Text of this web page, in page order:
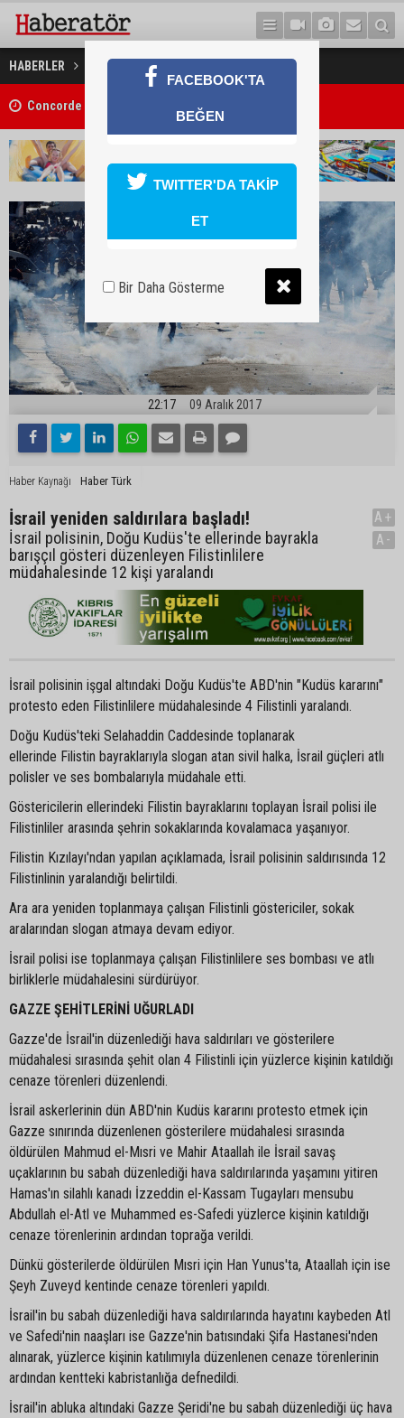
HABERLER DÜNYA İsrail yeniden saldırılara başladı!
Concorde Aria Hotel kapılarını açtı
22:17 09 Aralık 2017
Haber Kaynağı Haber Türk
İsrail yeniden saldırılara başladı!
İsrail polisinin, Doğu Kudüs'te ellerinde bayrakla
barışçıl gösteri düzenleyen Filistinlilere
müdahalesinde 12 kişi yaralandı
A+
A-
İsrail polisinin işgal altındaki Doğu Kudüs'te ABD'nin "Kudüs kararını"
protesto eden Filistinlilere müdahalesinde 4 Filistinli yaralandı.
Doğu Kudüs'teki Selahaddin Caddesinde toplanarak
ellerinde Filistin bayraklarıyla slogan atan sivil halka, İsrail güçleri atlı
polisler ve ses bombalarıyla müdahale etti.
Göstericilerin ellerindeki Filistin bayraklarını toplayan İsrail polisi ile
Filistinliler arasında şehrin sokaklarında kovalamaca yaşanıyor.
Filistin Kızılayı'ndan yapılan açıklamada, İsrail polisinin saldırısında 12
Filistinlinin yaralandığı belirtildi.
Ara ara yeniden toplanmaya çalışan Filistinli göstericiler, sokak
aralarından slogan atmaya devam ediyor.
İsrail polisi ise toplanmaya çalışan Filistinlilere ses bombası ve atlı
birliklerle müdahalesini sürdürüyor.
GAZZE ŞEHİTLERİNİ UĞURLADI
Gazze'de İsrail'in düzenlediği hava saldırıları ve gösterilere
müdahalesi sırasında şehit olan 4 Filistinli için yüzlerce kişinin katıldığı
cenaze törenleri düzenlendi.
İsrail askerlerinin dün ABD'nin Kudüs kararını protesto etmek için
Gazze sınırında düzenlenen gösterilere müdahalesi sırasında
öldürülen Mahmud el-Mısri ve Mahir Ataallah ile İsrail savaş
uçaklarının bu sabah düzenlediği hava saldırılarında yaşamını yitiren
Hamas'ın silahlı kanadı İzzeddin el-Kassam Tugayları mensubu
Abdullah el-Atl ve Muhammed es-Safedi yüzlerce kişinin katıldığı
cenaze törenlerinin ardından toprağa verildi.
Dünkü gösterilerde öldürülen Mısri için Han Yunus'ta, Ataallah için ise
Şeyh Zuveyd kentinde cenaze törenleri yapıldı.
İsrail'in bu sabah düzenlediği hava saldırılarında hayatını kaybeden Atl
ve Safedi'nin naaşları ise Gazze'nin batısındaki Şifa Hastanesi'nden
alınarak, yüzlerce kişinin katılımıyla düzenlenen cenaze törenlerinin
ardından kentteki kabristanlığa defnedildi.
İsrail'in abluka altındaki Gazze Şeridi'ne bu sabah düzenlediği üç hava
FACEBOOK'TA
BEĞEN
TWITTER'DA TAKİP
ET
Bir Daha Gösterme